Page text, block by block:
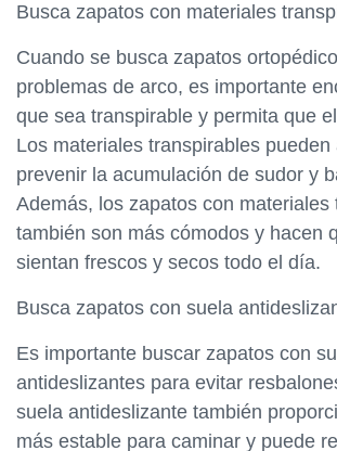
Busca zapatos con materiales
Cuando se busca zapatos
problemas de arco, es importante
que sea transpirable y permita que
Los materiales transpirables pueden
prevenir la acumulación de sudor y
Además, los zapatos con materiales
también son más cómodos y hacen
sientan frescos y secos todo el día.
Busca zapatos con suela
Es importante buscar zapatos con
antideslizantes para evitar
suela antideslizante también
más estable para caminar y puede